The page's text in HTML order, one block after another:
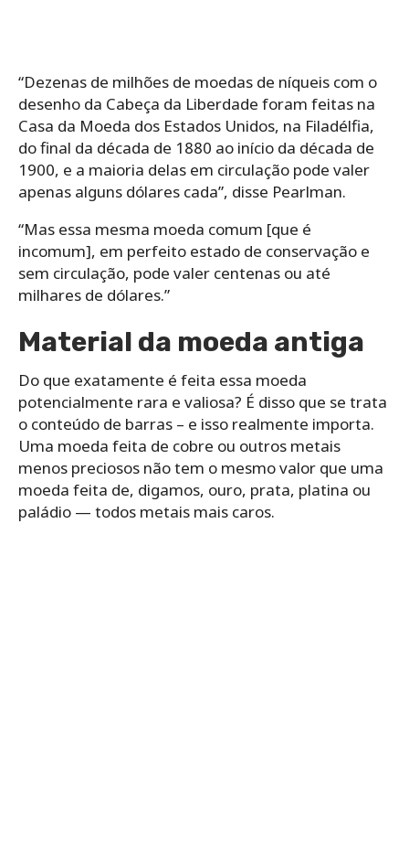
“Dezenas de milhões de moedas de níqueis com o
desenho da Cabeça da Liberdade foram feitas na
Casa da Moeda dos Estados Unidos, na Filadélfia,
do final da década de 1880 ao início da década de
1900, e a maioria delas em circulação pode valer
apenas alguns dólares cada”, disse Pearlman.
“Mas essa mesma moeda comum [que é
incomum], em perfeito estado de conservação e
sem circulação, pode valer centenas ou até
milhares de dólares.”
Material da moeda antiga
Do que exatamente é feita essa moeda
potencialmente rara e valiosa? É disso que se trata
o conteúdo de barras – e isso realmente importa.
Uma moeda feita de cobre ou outros metais
menos preciosos não tem o mesmo valor que uma
moeda feita de, digamos, ouro, prata, platina ou
paládio — todos metais mais caros.